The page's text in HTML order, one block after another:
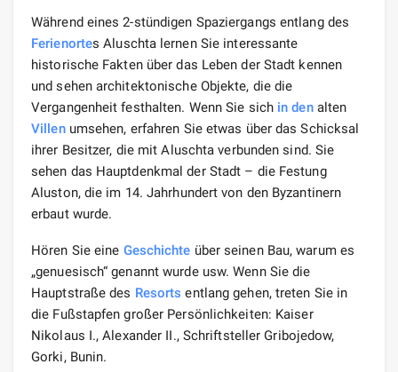
Während eines 2-stündigen Spaziergangs entlang des
Ferienortes Aluschta lernen Sie interessante
historische Fakten über das Leben der Stadt kennen
und sehen architektonische Objekte, die die
Vergangenheit festhalten. Wenn Sie sich in denalten
Villenumsehen, erfahren Sie etwas über das Schicksal
ihrer Besitzer, die mit Aluschta verbunden sind. Sie
sehen das Hauptdenkmal der Stadt – die Festung
Aluston, die im 14. Jahrhundert von den Byzantinern
erbaut wurde.
Hören Sie eine Geschichte über seinen Bau, warum es
„genuesisch“ genannt wurde usw. Wenn Sie die
Hauptstraße des Resorts entlang gehen, treten Sie in
die Fußstapfen großer Persönlichkeiten: Kaiser
Nikolaus I., Alexander II., Schriftsteller Gribojedow,
Gorki, Bunin.